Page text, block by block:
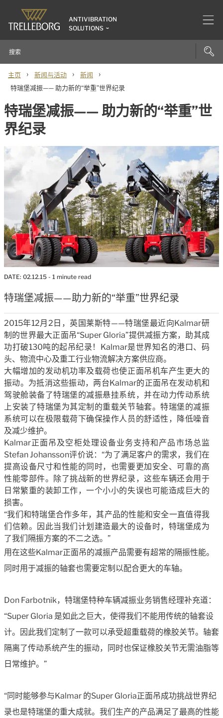
ANTIVIBRATION
SOLUTIONS
主页 › 新闻与活动 › 新闻 ›
特瑞堡减振—— 助力新的“举重”世界纪录
特瑞堡减振—— 助力新的“举重”世
界纪录
DATE: 02.12.15 - 1 minute read
特瑞堡减振——助力新的“举重”世界纪录
2015年12月2日，英国莱斯特——特瑞堡最近向Kalmar研
制的世界最大正面吊“Super Gloria”提供减振方案，助其成
功打破130吨的起吊纪录！Kalmar是世界知名的港口、码
头、物流中心及重工行业物流解决方案供应商。
大幅增加的发动机功率及载荷也使正面吊机车产生更大的
振动。为抵消这些振动，两台Kalmar的正面吊在发动机和
驾驶舱装备了特瑞堡的减振悬挂系统，并在动力传动系统
上安装了特瑞堡为其定制的重载关节轴套。特瑞堡的减振
系统可以在极限载荷下确保操作人员的舒适性，降低噪音
及减少维护。
Kalmar正面吊及空柜处理设备业务支持和产品市场总监
Stefan Johansson评价说：“为了满足客户的需求，我们在
提高设备尺寸和性能的同时，也需要更加安全、可靠的高
性能零部件。除了挑战新的世界纪录，这些车辆还会用于
日常繁重的装卸工作，一个小小的失误也可能造成巨大的
损害。
“我们和特瑞堡合作多年，其产品的性能和安全一直值得我
们信赖。因此当我们计划建造最大的设备时，特瑞堡成为
了我们隔振方案的不二之选。”
用在这些Kalmar正面吊的减振产品需要有超常的隔振性能。
同时用于减振的轴套也需要定制以配合更大的车轴。
Don Farbotnik，特瑞堡特种车辆减振业务销售经理补充道：
“Super Gloria 是如此之巨大，使得我们不能用传统的轴套设
计。因此我们定制了一款可以承受超重载荷的橡胶关节。轴套
隔离了传动系统产生的振动，同时也保证橡胶关节无需油脂等
日常维护。”
“同时能够参与Kalmar 的Super Gloria正面吊成功挑战世界纪
录也是特瑞堡的重大成就。我们生产的产品满足了最高的性能